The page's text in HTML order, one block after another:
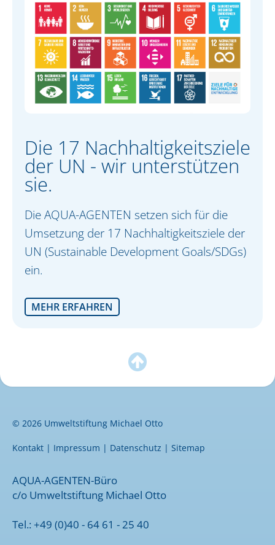
Die 17 Nachhaltigkeitsziele
der UN - wir unterstützen
sie.
Die AQUA-AGENTEN setzen sich für die
Umsetzung der 17 Nachhaltigkeitsziele der
UN (Sustainable Development Goals/SDGs)
ein.
MEHR ERFAHREN

© 2026 Umweltstiftung Michael Otto
Kontakt | Impressum | Datenschutz | Sitemap
AQUA-AGENTEN-Büro
c/o Umweltstiftung Michael Otto
Tel.: +49 (0)40 - 64 61 - 25 40